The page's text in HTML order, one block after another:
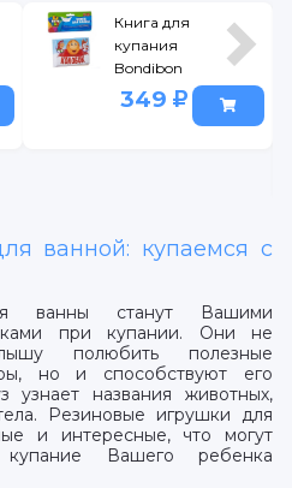
Книга для
купания
Bondibon
Колобок
349
ванной: купаемся с
ванны станут Вашими
при купании. Они не
полюбить полезные
но и способствуют его
узнает названия животных,
Резиновые игрушки для
и интересные, что могут
купание Вашего ребенка